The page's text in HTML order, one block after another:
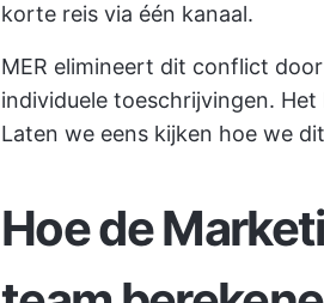
korte reis via één kanaal.
MER elimineert dit conflict
individuele toeschrijvingen.
Laten we eens kijken hoe we
Hoe de